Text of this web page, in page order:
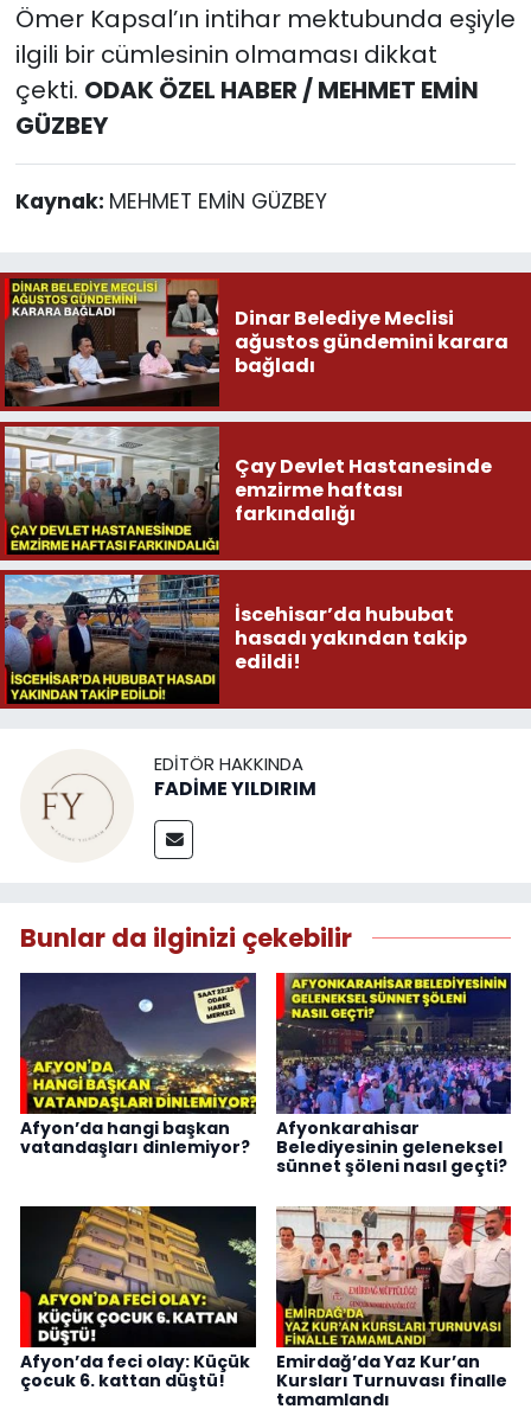
Ömer Kapsal’ın intihar mektubunda eşiyle
ilgili bir cümlesinin olmaması dikkat
çekti. ODAK ÖZEL HABER / MEHMET EMİN
GÜZBEY
Kaynak: MEHMET EMİN GÜZBEY
Dinar Belediye Meclisi
ağustos gündemini karara
bağladı
Çay Devlet Hastanesinde
emzirme haftası
farkındalığı
İscehisar’da hububat
hasadı yakından takip
edildi!
EDITÖR HAKKINDA
FADİME YILDIRIM
Bunlar da ilginizi çekebilir
Afyon’da hangi başkan
vatandaşları dinlemiyor?
Afyonkarahisar
Belediyesinin geleneksel
sünnet şöleni nasıl geçti?
Afyon’da feci olay: Küçük
çocuk 6. kattan düştü!
Emirdağ’da Yaz Kur’an
Kursları Turnuvası finalle
tamamlandı